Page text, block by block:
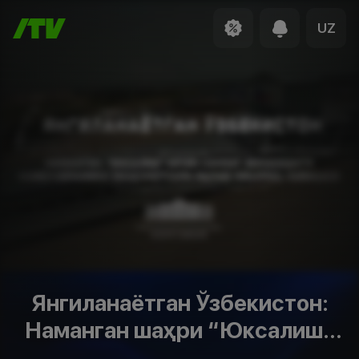
UZ
Янгиланаётган Ўзбекистон:
Наманган шаҳри “Юксалиш”